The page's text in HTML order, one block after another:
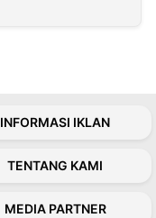
INFORMASI IKLAN
TENTANG KAMI
MEDIA PARTNER